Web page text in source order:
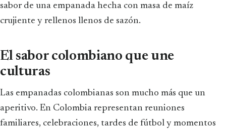
sabor de una empanada hecha con masa de maíz
crujiente y rellenos llenos de sazón.
El sabor colombiano que une
culturas
Las empanadas colombianas son mucho más que un
aperitivo. En Colombia representan reuniones
familiares, celebraciones, tardes de fútbol y momentos